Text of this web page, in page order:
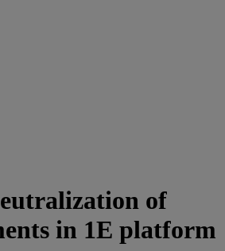
of
in 1E platform